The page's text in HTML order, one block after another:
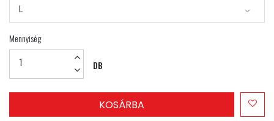
L
Mennyiség
DB
KOSÁRBA